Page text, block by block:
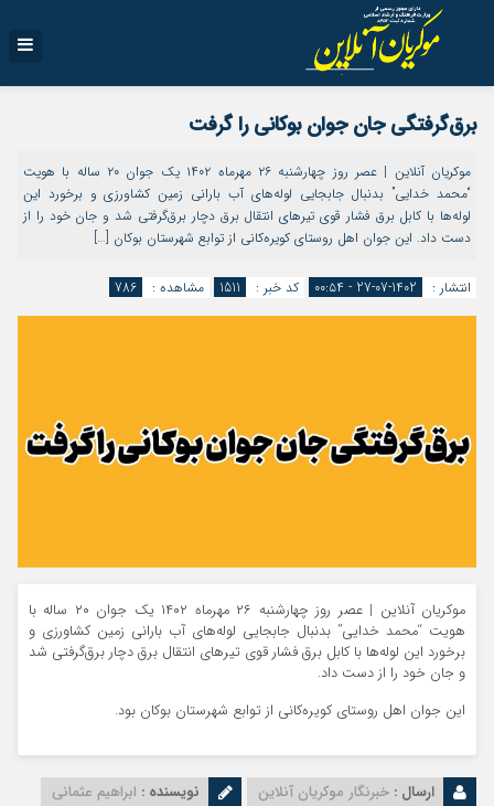
برق‌گرفتگی جان جوان بوکانی را گرفت
موکریان آنلاین | عصر روز چهارشنبه ۲۶ مهرماه ۱۴۰۲ یک جوان ۲۰ ساله با هویت
“محمد خدایی” بدنبال جابجایی لوله‌های آب بارانی زمین کشاورزی و برخورد این
لوله‌‌ها با کابل برق‌ فشار قوی تیرهای انتقال برق دچار برق‌گرفتی شد و جان خود را از
دست داد. این جوان اهل روستای کویرە‌کانی از توابع شهرستان بوکان […]
انتشار : 1402-07-27 - ۰۰:۵۴ کد خبر : 1511 مشاهده : 786
موکریان آنلاین | عصر روز چهارشنبه ۲۶ مهرماه ۱۴۰۲ یک جوان ۲۰ ساله با
هویت “محمد خدایی” بدنبال جابجایی لوله‌های آب بارانی زمین کشاورزی و
برخورد این لوله‌‌ها با کابل برق‌ فشار قوی تیرهای انتقال برق دچار برق‌گرفتی شد
و جان خود را از دست داد.
این جوان اهل روستای کویرە‌کانی از توابع شهرستان بوکان بود.
ارسال : خبرنگار موکریان آنلاین نویسنده : ابراهیم عثمانی